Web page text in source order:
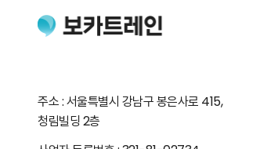
주소 : 서울특별시 강남구 봉은사로 415,
청림빌딩 2층